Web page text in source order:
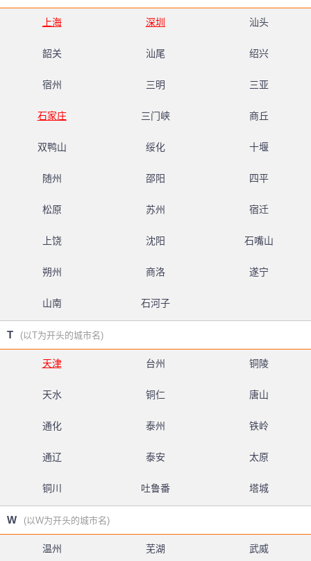
上海 深圳 汕头
韶关 汕尾 绍兴
宿州 三明 三亚
石家庄 三门峡 商丘
双鸭山 绥化 十堰
随州 邵阳 四平
松原 苏州 宿迁
上饶 沈阳 石嘴山
朔州 商洛 遂宁
山南 石河子
T (以T为开头的城市名)
天津 台州 铜陵
天水 铜仁 唐山
通化 泰州 铁岭
通辽 泰安 太原
铜川 吐鲁番 塔城
W (以W为开头的城市名)
温州 芜湖 武威